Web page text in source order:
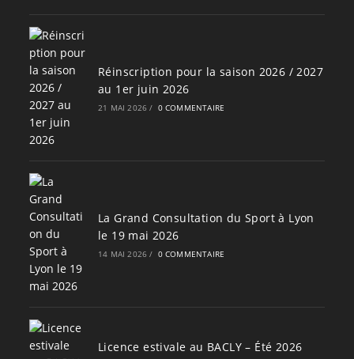
Réinscription pour la saison 2026 / 2027
au 1er juin 2026
21 MAI 2026 / 0 COMMENTAIRE
La Grand Consultation du Sport à Lyon
le 19 mai 2026
14 MAI 2026 / 0 COMMENTAIRE
Licence estivale au BACLY – Été 2026